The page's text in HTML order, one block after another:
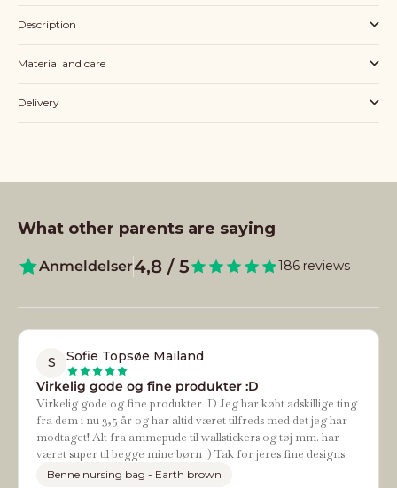
Description
Material and care
Delivery
What other parents are saying
Anmeldelser4,8 / 5 186 reviews
S
Sofie Topsøe Mailand
Virkelig gode og fine produkter :D
Virkelig gode og fine produkter :D Jeg har købt adskillige ting
fra dem i nu 3,5 år og har altid været tilfreds med det jeg har
modtaget! Alt fra ammepude til wallstickers og tøj mm. har
været super til begge mine børn :) Tak for jeres fine designs.
Benne nursing bag - Earth brown